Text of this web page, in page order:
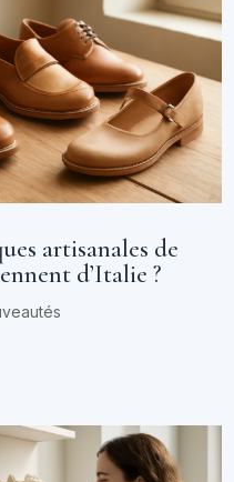
artisanales de
d’Italie ?